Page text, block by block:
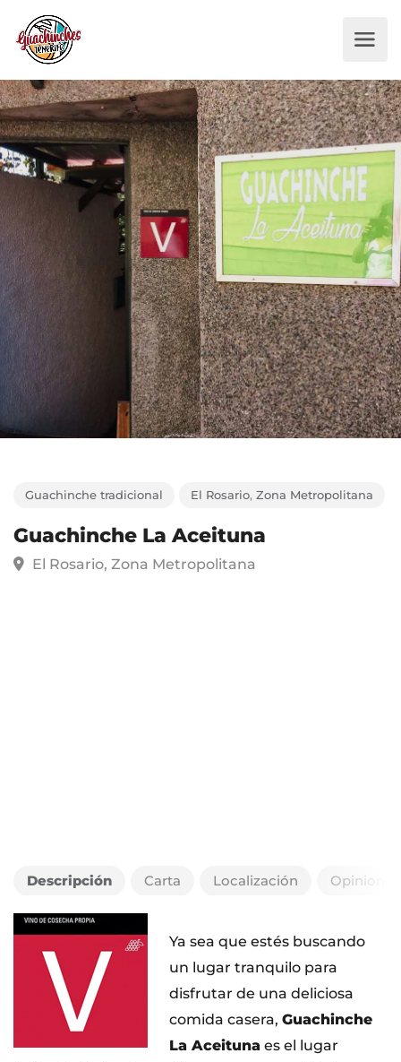
Guachinche tradicional El Rosario
Descripción Carta Localización Opiniones
Ya sea que estés buscando
un lugar tranquilo para
disfrutar de una deliciosa
comida casera, Guachinche
La Aceituna es el lugar